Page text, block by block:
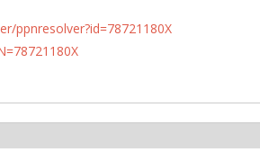
ppnresolver?id=78721180X